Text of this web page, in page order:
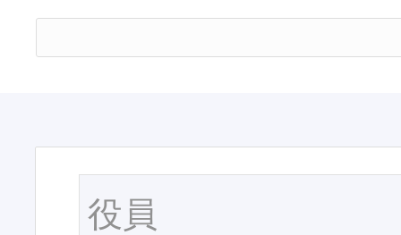
役員